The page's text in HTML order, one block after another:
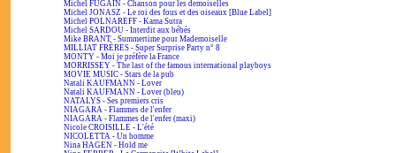
Michel FUGAIN - Chanson pour les demoiselles
Michel JONASZ - Le roi des fous et des oiseaux [Blue Label]
Michel POLNAREFF - Kama Sutra
Michel SARDOU - Interdit aux bébés
Mike BRANT - Summertime pour Mademoiselle
MILLIAT FRÈRES - Super Surprise Party n° 8
MONTY - Moi je préfère la France
MORRISSEY - The last of the famous international playboys
MOVIE MUSIC - Stars de la pub
Natali KAUFMANN - Lover
Natali KAUFMANN - Lover (bleu)
NATALYS - Ses premiers cris
NIAGARA - Flammes de l'enfer
NIAGARA - Flammes de l'enfer (maxi)
Nicole CROISILLE - L'été
NICOLETTA - Un homme
Nina HAGEN - Hold me